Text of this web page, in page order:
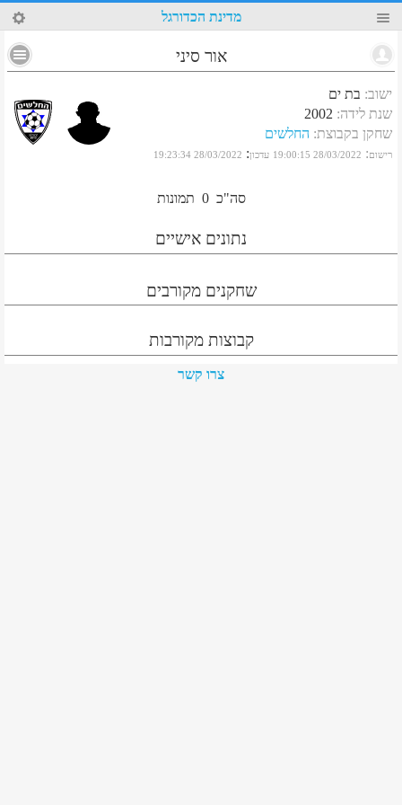
14 מדינת הכדורגל
אור סיני
ישוב: בת ים
שנת לידה:
2002
שחקן בקבוצת: החלשים
רישום:
28/03/2022 19:00:15 עדכון:
28/03/2022 19:23:34
סה"כ 0 תמונות
נתונים אישיים
שחקנים מקורבים
קבוצות מקורבות
צרו קשר